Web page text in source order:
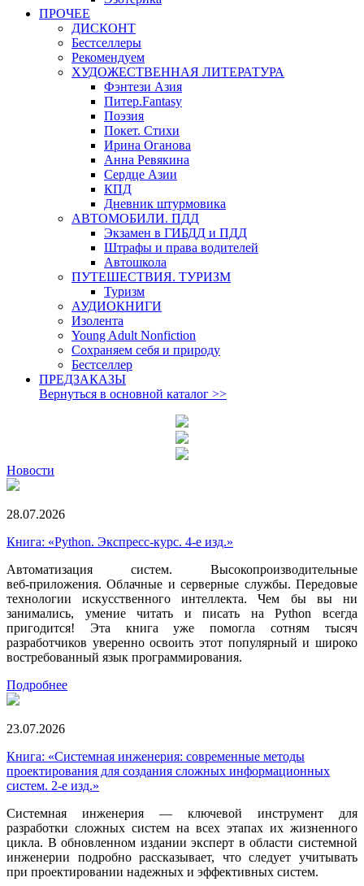
ПРОЧЕЕ
ДИСКОНТ
Бестселлеры
Рекомендуем
ХУДОЖЕСТВЕННАЯ ЛИТЕРАТУРА
Фэнтези Азия
Питер.Fantasy
Поэзия
Покет. Стихи
Ирина Оганова
Анна Ревякина
Сердце Азии
КПД
Дневник штурмовика
АВТОМОБИЛИ. ПДД
Экзамен в ГИБДД и ПДД
Штрафы и права водителей
Автошкола
ПУТЕШЕСТВИЯ. ТУРИЗМ
Туризм
АУДИОКНИГИ
Изолента
Young Adult Nonfiction
Сохраняем себя и природу
Бестселлер
ПРЕДЗАКАЗЫ
Вернуться в основной каталог >>
Новости
28.07.2026
Книга: «Python. Экспресс‑курс. 4-е изд.»
Автоматизация систем. Высокопроизводительные
веб‑приложения. Облачные и серверные службы. Передовые
технологии искусственного интеллекта. Чем бы вы ни
занимались, умение читать и писать на Python всегда
пригодится! Эта книга уже помогла сотням тысяч
разработчиков уверенно освоить этот популярный и широко
востребованный язык программирования.
Подробнее
23.07.2026
Книга: «Системная инженерия: современные методы
проектирования для создания сложных информационных
систем. 2-е изд.»
Системная инженерия — ключевой инструмент для
разработки сложных систем на всех этапах их жизненного
цикла. В обновленном издании эксперт в области системной
инженерии подробно рассказывает, что следует учитывать
при проектировании надежных и эффективных систем.